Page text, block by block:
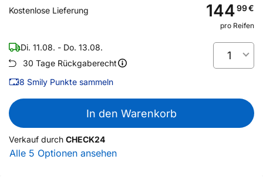
Kostenlose Lieferung 14499€
pro Reifen
Di. 11.08. - Do. 13.08.
30 Tage Rückgaberecht
8 Smily Punkte sammeln
1
In den Warenkorb
Verkauf durch CHECK24
Alle 5 Optionen ansehen